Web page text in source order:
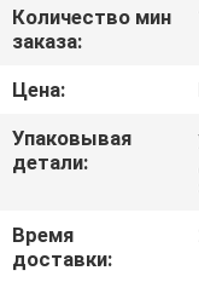
ПРОВЕРКА
МЫ
НОВОСТИ
Количество мин
заказа:
Цена:
Упаковывая
детали:
Время
доставки: